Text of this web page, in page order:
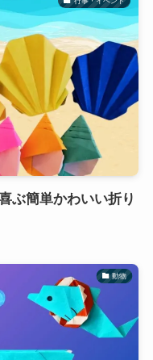
ぶ簡単かわいい折り
動物